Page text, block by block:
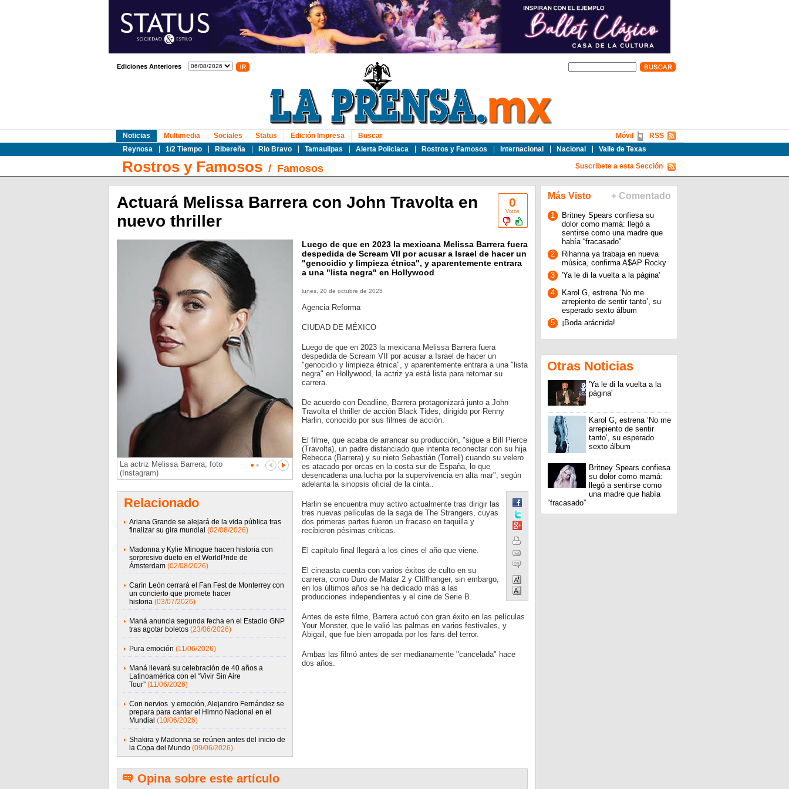
Ediciones Anteriores
Noticias
Reynosa
1/2 Tiempo Ribereña Rio Bravo Tamaulipas Alerta Policiaca Rostros y Famosos Internacional Nacional Valle de Texas
Multimedia Sociales Status Edición Impresa Buscar RSS
Móvil
Rostros y Famosos/ Famosos Suscribete a esta Sección
0
Votos
Actuará Melissa Barrera con John Travolta en
nuevo thriller
La actriz Melissa Barrera, foto
(Instagram)
Relacionado
Ariana Grande se alejará de la vida pública tras
finalizar su gira mundial (02/08/2026)
Madonna y Kylie Minogue hacen historia con
sorpresivo dueto en el WorldPride de
Ámsterdam (02/08/2026)
Carín León cerrará el Fan Fest de Monterrey con
un concierto que promete hacer
historia (03/07/2026)
Maná anuncia segunda fecha en el Estadio GNP
tras agotar boletos (23/06/2026)
Pura emoción (11/06/2026)
Maná llevará su celebración de 40 años a
Latinoamérica con el “Vivir Sin Aire
Tour” (11/06/2026)
Con nervios y emoción, Alejandro Fernández se
prepara para cantar el Himno Nacional en el
Mundial (10/06/2026)
Shakira y Madonna se reúnen antes del inicio de
la Copa del Mundo (09/06/2026)
Luego de que en 2023 la mexicana Melissa Barrera fuera
despedida de Scream VII por acusar a Israel de hacer un
"genocidio y limpieza étnica", y aparentemente entrara
a una "lista negra" en Hollywood
lunes, 20 de octubre de 2025
Agencia Reforma
CIUDAD DE MÉXICO
Luego de que en 2023 la mexicana Melissa Barrera fuera
despedida de Scream VII por acusar a Israel de hacer un
"genocidio y limpieza étnica", y aparentemente entrara a una "lista
negra" en Hollywood, la actriz ya está lista para retomar su
carrera.
De acuerdo con Deadline, Barrera protagonizará junto a John
Travolta el thriller de acción Black Tides, dirigido por Renny
Harlin, conocido por sus filmes de acción.
El filme, que acaba de arrancar su producción, "sigue a Bill Pierce
(Travolta), un padre distanciado que intenta reconectar con su hija
Rebecca (Barrera) y su nieto Sebastián (Torrell) cuando su velero
es atacado por orcas en la costa sur de España, lo que
desencadena una lucha por la supervivencia en alta mar", según
adelanta la sinopsis oficial de la cinta..
Harlin se encuentra muy activo actualmente tras dirigir las
tres nuevas películas de la saga de The Strangers, cuyas
dos primeras partes fueron un fracaso en taquilla y
recibieron pésimas críticas.
El capítulo final llegará a los cines el año que viene.
El cineasta cuenta con varios éxitos de culto en su
carrera, como Duro de Matar 2 y Cliffhanger, sin embargo,
en los últimos años se ha dedicado más a las
producciones independientes y el cine de Serie B.
Antes de este filme, Barrera actuó con gran éxito en las películas
Your Monster, que le valió las palmas en varios festivales, y
Abigail, que fue bien arropada por los fans del terror.
Ambas las filmó antes de ser medianamente "cancelada" hace
dos años.
Opina sobre este artículo
Más Visto + Comentado
1
Britney Spears confiesa su
dolor como mamá: llegó a
sentirse como una madre que
había “fracasado”
2
Rihanna ya trabaja en nueva
música, confirma A$AP Rocky
3
'Ya le di la vuelta a la página'
4
Karol G, estrena ‘No me
arrepiento de sentir tanto’, su
esperado sexto álbum
5
¡Boda arácnida!
Otras Noticias
'Ya le di la vuelta a la
página'
Karol G, estrena ‘No me
arrepiento de sentir
tanto’, su esperado
sexto álbum
Britney Spears confiesa
su dolor como mamá:
llegó a sentirse como
una madre que había
“fracasado”